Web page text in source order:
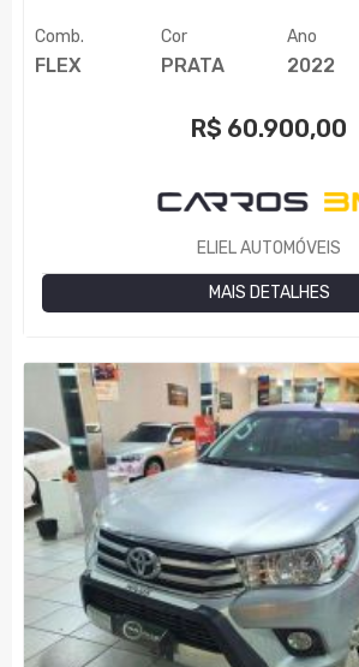
Comb.
FLEX
Cor
PRATA
Ano
2022
R$ 60.900,00
ELIEL AUTOMÓVEIS
MAIS DETALHES